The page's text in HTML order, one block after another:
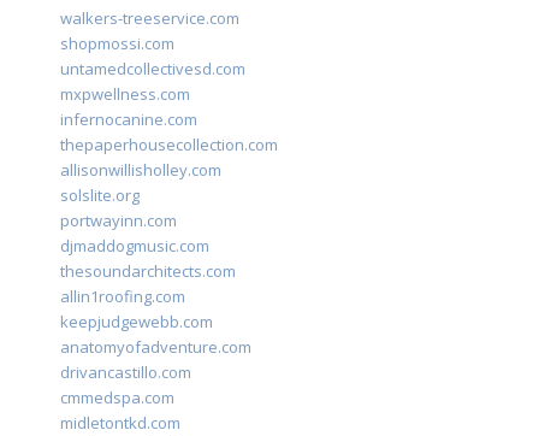
walkers-treeservice.com
shopmossi.com
untamedcollectivesd.com
mxpwellness.com
infernocanine.com
thepaperhousecollection.com
allisonwillisholley.com
solslite.org
portwayinn.com
djmaddogmusic.com
thesoundarchitects.com
allin1roofing.com
keepjudgewebb.com
anatomyofadventure.com
drivancastillo.com
cmmedspa.com
midletontkd.com